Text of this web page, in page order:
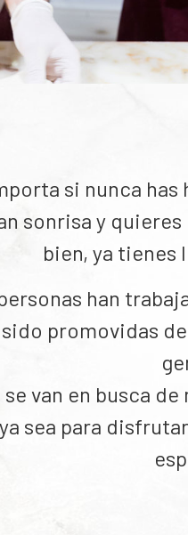
si nunca has
sonrisa y
bien, ya tienes
han
promovidas
van en busca
sea para